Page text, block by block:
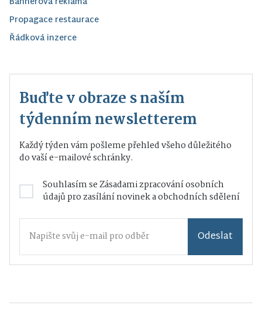
Propagace restaurace
Řádková inzerce
Buďte v obraze s naším
týdenním newsletterem
Každý týden vám pošleme přehled všeho důležitého
do vaší e-mailové schránky.
Souhlasím seZásadami zpracování osobních
údajůpro zasílání novinek a obchodních sdělení
Odeslat